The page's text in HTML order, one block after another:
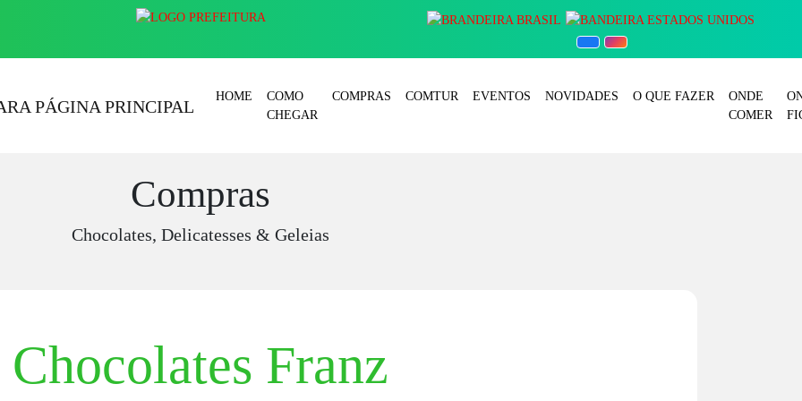
HOME
COMO
CHEGAR
COMPRAS COMTUR EVENTOS NOVIDADES O QUE FAZER
ONDE
COMER
Compras
Chocolates, Delicatesses & Geleias
Chocolates Franz